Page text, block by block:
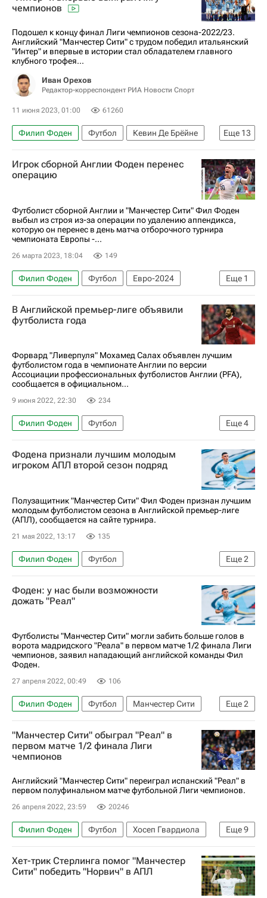
чемпионов
Подошел к концу финал Лиги чемпионов сезона-2022/23.
Английский "Манчестер Сити" с трудом победил итальянский
"Интер" и впервые в истории стал обладателем главного
клубного трофея...
Иван Орехов
Редактор-корреспондент РИА Новости Спорт
11 июня 2023, 01:00 61260
Еще 13
Филип Фоден Футбол
Кевин Де Брёйне
Хосеп Гвардиола
Авторы РИА Новости Спорт
Лига чемпионов УЕФА 2026-2027
Эрлинг Холанд
Родри
Эдерсон
Андре Онана
Ливерпуль
Спорт
Материалы РИА Спорт
Игрок сборной Англии Фоден перенес
операцию
Футболист сборной Англии и "Манчестер Сити" Фил Фоден
выбыл из строя из-за операции по удалению аппендикса,
которую он перенес в день матча отборочного турнира
чемпионата Европы -...
26 марта 2023, 18:04 149
Еще 1
Филип Фоден Футбол
Евро-2024
Сборная Англии по футболу
В Английской премьер-лиге объявили
футболиста года
Форвард "Ливерпуля" Мохамед Салах объявлен лучшим
футболистом года в чемпионате Англии по версии
Ассоциации профессиональных футболистов Англии (PFA),
сообщается в официальном...
9 июня 2022, 22:30 234
Еще4
Филип Фоден
Футбол
АПЛ 2026-2027 (Чемпионат Англии по футболу)
Ливерпуль
Мохамед Салах
Фодена признали лучшим молодым
игроком АПЛ второй сезон подряд
Полузащитник "Манчестер Сити" Фил Фоден признан лучшим
молодым футболистом сезона в Английской премьер-лиге
(АПЛ), сообщается на сайте турнира.
21 мая 2022, 13:17 135
Еще2
Филип Фоден
Футбол
АПЛ 2026-2027 (Чемпионат Англии по футболу)
Манчестер Сити
Фоден: у нас были возможности
дожать "Реал"
Футболисты "Манчестер Сити" могли забить больше голов в
ворота мадридского "Реала" в первом матче 1/2 финала Лиги
чемпионов, заявил нападающий английской команды Фил
Фоден.
27 апреля 2022, 00:49 106
Еще2
Филип Фоден Футбол
Манчестер Сити
Реал Мадрид
Лига чемпионов УЕФА 2026-2027
"Манчестер Сити" обыграл "Реал" в
первом матче 1/2 финала Лиги
чемпионов
Английский "Манчестер Сити" переиграл испанский "Реал" в
первом полуфинальном матче футбольной Лиги чемпионов.
26 апреля 2022, 23:59 20246
Еще9
Филип Фоден Футбол
Хосеп Гвардиола
Альфредо Ди Стефано
Манчестер Сити
Реал Мадрид
Хет-трик Стерлинга помог "Манчестер
Сити" победить "Норвич" в АПЛ